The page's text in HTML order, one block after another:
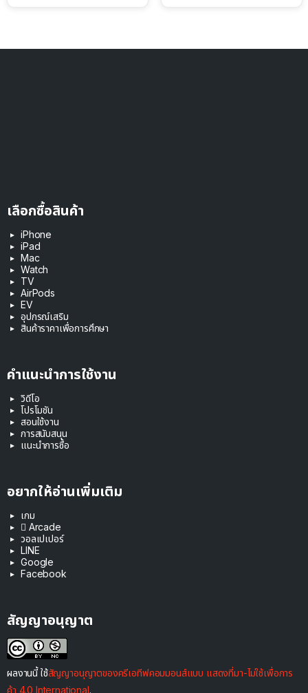
เลือกซื้อสินค้า
iPhone
iPad
Mac
Watch
TV
AirPods
EV
อุปกรณ์เสริม
สินค้าราคาเพื่อการศึกษา
คำแนะนำการใช้งาน
วิดีโอ
โปรโมชัน
สอนใช้งาน
การสนับสนุน
แนะนำการซื้อ
อยากให้อ่านเพิ่มเติม
เกม
 Arcade
วอลเปเปอร์
LINE
Google
Facebook
สัญญาอนุญาต
ผลงานนี้ ใช้สัญญาอนุญาตของครีเอทีฟคอมมอนส์แบบ แสดงที่มา-ไม่ใช้เพื่อการ
ค้า 4.0 International.